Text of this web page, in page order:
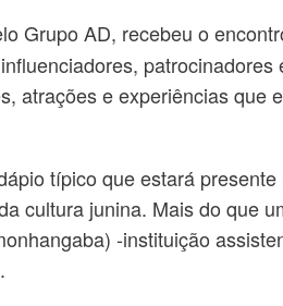
Grupo AD, recebeu o
atrações e experiências que
típico que estará
cultura junina. Mais do que
-instituição